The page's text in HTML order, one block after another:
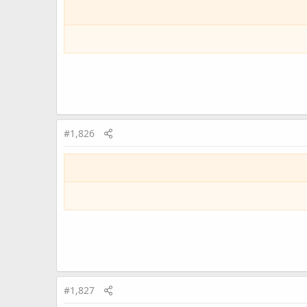
#1,826
#1,827